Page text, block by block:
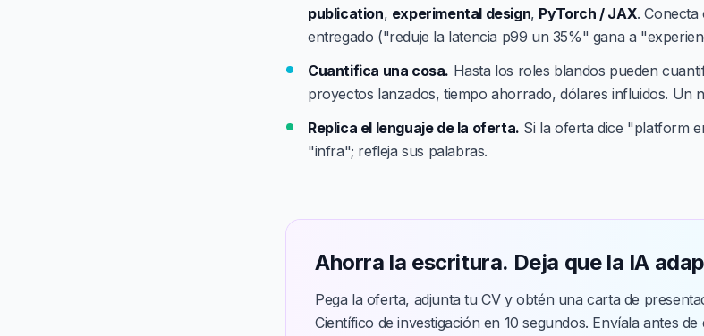
publication, experimental design, PyTorch / JAX.
entregado ("reduje la latencia p99 un 35%" gana a
Cuantifica una cosa. Hasta los roles blandos pueden
proyectos lanzados, tiempo ahorrado, dólares influidos. Un
Replica el lenguaje de la oferta. Si la oferta dice "platform
"infra"; refleja sus palabras.
Ahorra la escritura. Deja que la IA
Pega la oferta, adjunta tu CV y obtén una carta de
Científico de investigación en 10 segundos. Envíala antes